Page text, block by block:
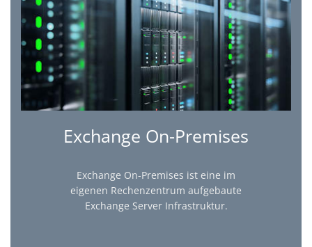
Exchange On-Premises
Exchange On-Premises ist eine im
eigenen Rechenzentrum aufgebaute
Exchange Server Infrastruktur.